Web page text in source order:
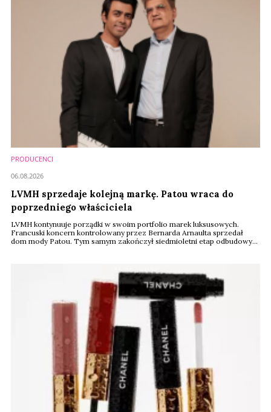
PRODUCENCI
LVMH sprzedaje kolejną markę. Patou wraca do
poprzedniego właściciela
LVMH kontynuuje porządki w swoim portfolio marek luksusowych.
Francuski koncern kontrolowany przez Bernarda Arnaulta sprzedał
dom mody Patou. Tym samym zakończył siedmioletni etap odbudowy
06.08.2026